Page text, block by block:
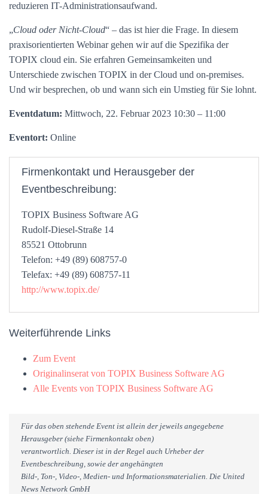
reduzieren IT-Administrationsaufwand.
„Cloud oder Nicht-Cloud“ – das ist hier die Frage. In diesem
praxisorientierten Webinar gehen wir auf die Spezifika der
TOPIX cloud ein. Sie erfahren Gemeinsamkeiten und
Unterschiede zwischen TOPIX in der Cloud und on-premises.
Und wir besprechen, ob und wann sich ein Umstieg für Sie lohnt.
Eventdatum: Mittwoch, 22. Februar 2023 10:30 – 11:00
Eventort: Online
Firmenkontakt und Herausgeber der
Eventbeschreibung:
TOPIX Business Software AG
Rudolf-Diesel-Straße 14
85521 Ottobrunn
Telefon: +49 (89) 608757-0
Telefax: +49 (89) 608757-11
http://www.topix.de/
Weiterführende Links
Zum Event
Originalinserat von TOPIX Business Software AG
Alle Events von TOPIX Business Software AG
Für das oben stehende Event ist allein der jeweils angegebene
Herausgeber (siehe Firmenkontakt oben)
verantwortlich. Dieser ist in der Regel auch Urheber der
Eventbeschreibung, sowie der angehängten
Bild-, Ton-, Video-, Medien- und Informationsmaterialien. Die United
News Network GmbH